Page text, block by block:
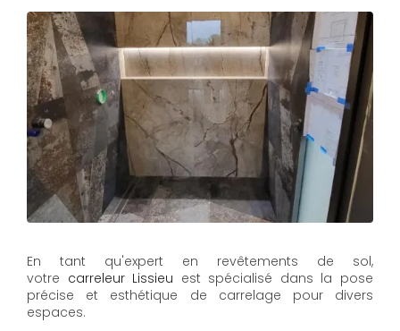
En tant qu'expert en revêtements de sol,
votre carreleur Lissieu est spécialisé dans la pose
précise et esthétique de carrelage pour divers
espaces.